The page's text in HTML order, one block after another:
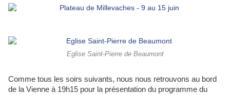
Eglise Saint-Pierre de Beaumont
Comme tous les soirs suivants, nous nous retrouvons au bord
de la Vienne à 19h15 pour la présentation du programme du